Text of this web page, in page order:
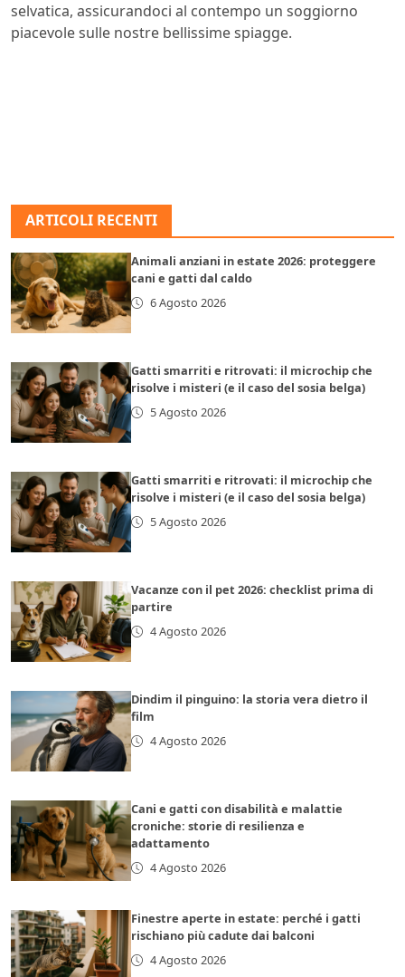
selvatica, assicurandoci al contempo un soggiorno
piacevole sulle nostre bellissime spiagge.
ARTICOLI RECENTI
Animali anziani in estate 2026: proteggere
cani e gatti dal caldo
6 Agosto 2026
Gatti smarriti e ritrovati: il microchip che
risolve i misteri (e il caso del sosia belga)
5 Agosto 2026
Gatti smarriti e ritrovati: il microchip che
risolve i misteri (e il caso del sosia belga)
5 Agosto 2026
Vacanze con il pet 2026: checklist prima di
partire
4 Agosto 2026
Dindim il pinguino: la storia vera dietro il
film
4 Agosto 2026
Cani e gatti con disabilità e malattie
croniche: storie di resilienza e
adattamento
4 Agosto 2026
Finestre aperte in estate: perché i gatti
rischiano più cadute dai balconi
4 Agosto 2026